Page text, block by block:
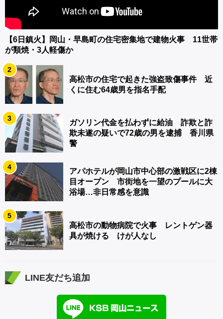
【6日鎮火】岡山・早島町の住宅密集地で建物火事 11世帯
が類焼・3人軽傷か
2
高松市の住宅で起きた強盗致傷事件 近
くに住む64歳男を指名手配
3
ガソリン代金を払わずに給油 詐欺と詐
欺未遂の疑いで72歳の男を逮捕 香川県
警
4
アパホテルが岡山市中心部の激戦区に2棟
目オープン 市街地を一望のプールに大
浴場…非日常感を意識
5
高松市の動物病院で火事 レントゲン器
具が焼ける けが人なし
LINE友だち追加